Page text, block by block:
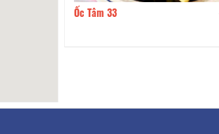
Ốc Tâm 33